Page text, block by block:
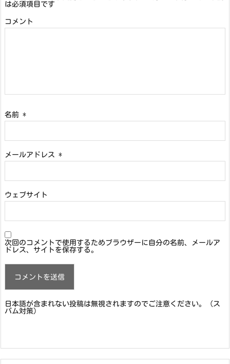
は必須項目です
コメント
名前 *
メールアドレス *
ウェブサイト
次回のコメントで使用するためブラウザーに自分の名前、メールア
ドレス、サイトを保存する。
日本語が含まれない投稿は無視されますのでご注意ください。（ス
パム対策）